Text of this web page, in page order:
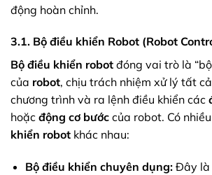
động hoàn chỉnh.
3.1. Bộ điều khiển Robot (Robot
Bộ điều khiển robot đóng vai trò là
của robot, chịu trách nhiệm xử lý tất
chương trình và ra lệnh điều khiển các
hoặc động cơ bước của robot. Có
khiển robot khác nhau:
Bộ điều khiển chuyên dụng:Đây là